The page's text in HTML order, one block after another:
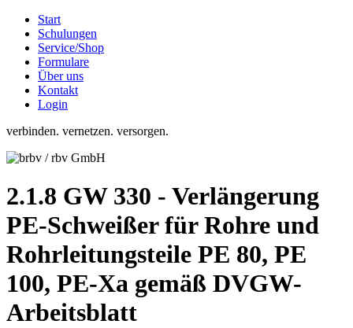
Start
Schulungen
Service/Shop
Formulare
Über uns
Kontakt
Login
verbinden. vernetzen. versorgen.
2.1.8 GW 330 - Verlängerung
PE-Schweißer für Rohre und
Rohrleitungsteile PE 80, PE
100, PE-Xa gemäß DVGW-
Arbeitsblatt